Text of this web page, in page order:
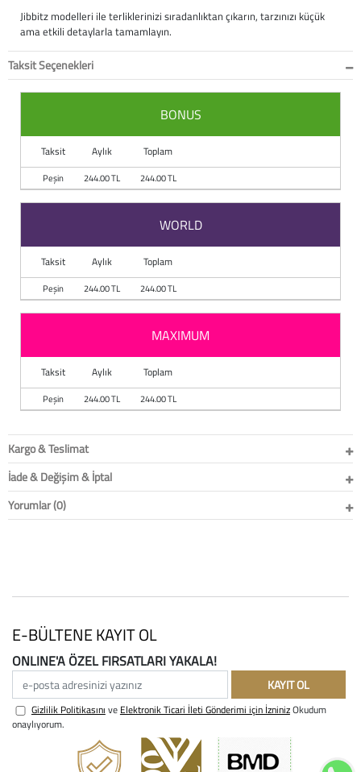
Jibbitz modelleri ile terliklerinizi sıradanlıktan çıkarın, tarzınızı küçük
ama etkili detaylarla tamamlayın.
Taksit Seçenekleri
BONUS
Taksit Aylık Toplam
Peşin 244.00 TL 244.00 TL
WORLD
Taksit Aylık Toplam
Peşin 244.00 TL 244.00 TL
MAXIMUM
Taksit Aylık Toplam
Peşin 244.00 TL 244.00 TL
Kargo & Teslimat
İade & Değişim & İptal
Yorumlar (0)
E-BÜLTENE KAYIT OL
ONLINE'A ÖZEL FIRSATLARI YAKALA!
e-posta adresinizi yazınız
KAYIT OL
Gizlilik Politikasını ve Elektronik Ticari İleti Gönderimi için İzninizOkudum
onaylıyorum.